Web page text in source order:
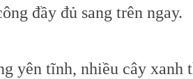
đầy đủ sang trên ngay.
yên tĩnh, nhiều cây xanh